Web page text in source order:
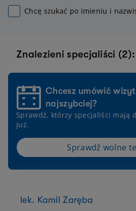
Chcę szukać po imieniu i
Znalezieni specjaliści (2):
Chcesz umówić
najszybciej?
Sprawdź, którzy specjaliści mają
już.
Sprawdź wolne
lek. Kamil Zaręba